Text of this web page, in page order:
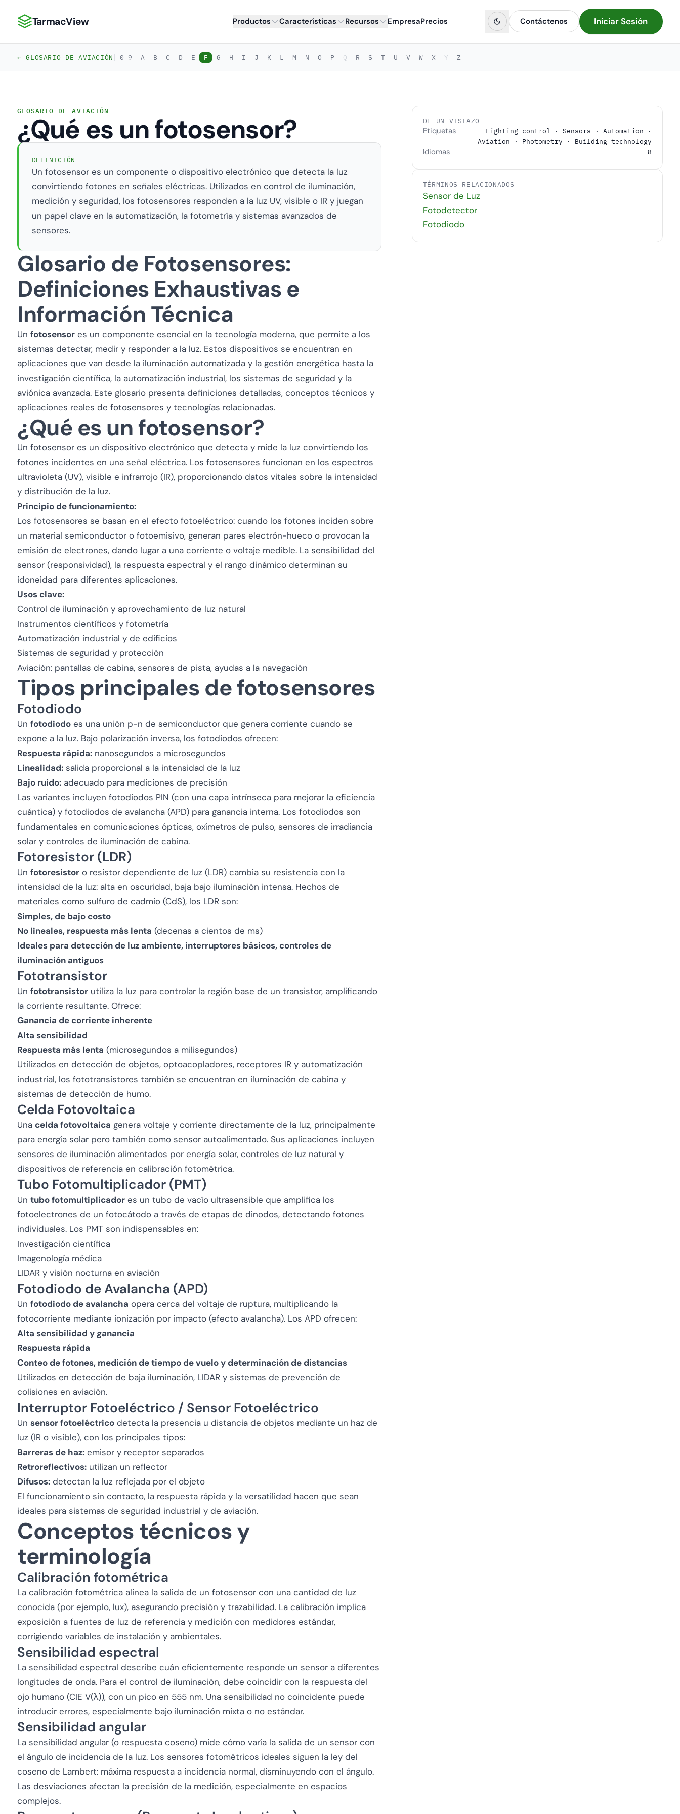
TarmacView: Análisis de Aviación de Precisión
TarmacView Productos Características Recursos EmpresaPrecios Contáctenos Iniciar Sesión
← GLOSARIO DE AVIACIÓN| 0-9 A B C D E F G H I J K L M N O P Q R S T U V W X Y Z
GLOSARIO DE AVIACIÓN
¿Qué es un fotosensor?
DEFINICIÓN
Un fotosensor es un componente o dispositivo electrónico que detecta la luz
convirtiendo fotones en señales eléctricas. Utilizados en control de iluminación,
medición y seguridad, los fotosensores responden a la luz UV, visible o IR y juegan
un papel clave en la automatización, la fotometría y sistemas avanzados de
sensores.
Glosario de Fotosensores:
Definiciones Exhaustivas e
Información Técnica
Un fotosensor es un componente esencial en la tecnología moderna, que permite a los
sistemas detectar, medir y responder a la luz. Estos dispositivos se encuentran en
aplicaciones que van desde la iluminación automatizada y la gestión energética hasta la
investigación científica, la automatización industrial, los sistemas de seguridad y la
aviónica avanzada. Este glosario presenta definiciones detalladas, conceptos técnicos y
aplicaciones reales de fotosensores y tecnologías relacionadas.
¿Qué es un fotosensor?
Un fotosensor es un dispositivo electrónico que detecta y mide la luz convirtiendo los
fotones incidentes en una señal eléctrica. Los fotosensores funcionan en los espectros
ultravioleta (UV), visible e infrarrojo (IR), proporcionando datos vitales sobre la intensidad
y distribución de la luz.
Principio de funcionamiento:
Los fotosensores se basan en el efecto fotoeléctrico: cuando los fotones inciden sobre
un material semiconductor o fotoemisivo, generan pares electrón-hueco o provocan la
emisión de electrones, dando lugar a una corriente o voltaje medible. La sensibilidad del
sensor (responsividad), la respuesta espectral y el rango dinámico determinan su
idoneidad para diferentes aplicaciones.
Usos clave:
Control de iluminación y aprovechamiento de luz natural
Instrumentos científicos y fotometría
Automatización industrial y de edificios
Sistemas de seguridad y protección
Aviación: pantallas de cabina, sensores de pista, ayudas a la navegación
Tipos principales de fotosensores
Fotodiodo
Un fotodiodo es una unión p-n de semiconductor que genera corriente cuando se
expone a la luz. Bajo polarización inversa, los fotodiodos ofrecen:
Respuesta rápida: nanosegundos a microsegundos
Linealidad: salida proporcional a la intensidad de la luz
Bajo ruido: adecuado para mediciones de precisión
Las variantes incluyen fotodiodos PIN (con una capa intrínseca para mejorar la eficiencia
cuántica) y fotodiodos de avalancha (APD) para ganancia interna. Los fotodiodos son
fundamentales en comunicaciones ópticas, oxímetros de pulso, sensores de irradiancia
solar y controles de iluminación de cabina.
Fotoresistor (LDR)
Un fotoresistor o resistor dependiente de luz (LDR) cambia su resistencia con la
intensidad de la luz: alta en oscuridad, baja bajo iluminación intensa. Hechos de
materiales como sulfuro de cadmio (CdS), los LDR son:
Simples, de bajo costo
No lineales, respuesta más lenta (decenas a cientos de ms)
Ideales para detección de luz ambiente, interruptores básicos, controles de
iluminación antiguos
Fototransistor
Un fototransistor utiliza la luz para controlar la región base de un transistor, amplificando
la corriente resultante. Ofrece:
Ganancia de corriente inherente
Alta sensibilidad
Respuesta más lenta (microsegundos a milisegundos)
Utilizados en detección de objetos, optoacopladores, receptores IR y automatización
industrial, los fototransistores también se encuentran en iluminación de cabina y
sistemas de detección de humo.
Celda Fotovoltaica
Una celda fotovoltaica genera voltaje y corriente directamente de la luz, principalmente
para energía solar pero también como sensor autoalimentado. Sus aplicaciones incluyen
sensores de iluminación alimentados por energía solar, controles de luz natural y
dispositivos de referencia en calibración fotométrica.
Tubo Fotomultiplicador (PMT)
Un tubo fotomultiplicador es un tubo de vacío ultrasensible que amplifica los
fotoelectrones de un fotocátodo a través de etapas de dinodos, detectando fotones
individuales. Los PMT son indispensables en:
Investigación científica
Imagenología médica
LIDAR y visión nocturna en aviación
Fotodiodo de Avalancha (APD)
Un fotodiodo de avalancha opera cerca del voltaje de ruptura, multiplicando la
fotocorriente mediante ionización por impacto (efecto avalancha). Los APD ofrecen:
Alta sensibilidad y ganancia
Respuesta rápida
Conteo de fotones, medición de tiempo de vuelo y determinación de distancias
Utilizados en detección de baja iluminación, LIDAR y sistemas de prevención de
colisiones en aviación.
Interruptor Fotoeléctrico / Sensor Fotoeléctrico
Un sensor fotoeléctrico detecta la presencia u distancia de objetos mediante un haz de
luz (IR o visible), con los principales tipos:
Barreras de haz: emisor y receptor separados
Retroreflectivos: utilizan un reflector
Difusos: detectan la luz reflejada por el objeto
El funcionamiento sin contacto, la respuesta rápida y la versatilidad hacen que sean
ideales para sistemas de seguridad industrial y de aviación.
Conceptos técnicos y
terminología
Calibración fotométrica
La calibración fotométrica alinea la salida de un fotosensor con una cantidad de luz
conocida (por ejemplo, lux), asegurando precisión y trazabilidad. La calibración implica
exposición a fuentes de luz de referencia y medición con medidores estándar,
corrigiendo variables de instalación y ambientales.
Sensibilidad espectral
La sensibilidad espectral describe cuán eficientemente responde un sensor a diferentes
longitudes de onda. Para el control de iluminación, debe coincidir con la respuesta del
ojo humano (CIE V(λ)), con un pico en 555 nm. Una sensibilidad no coincidente puede
introducir errores, especialmente bajo iluminación mixta o no estándar.
Sensibilidad angular
La sensibilidad angular (o respuesta coseno) mide cómo varía la salida de un sensor con
el ángulo de incidencia de la luz. Los sensores fotométricos ideales siguen la ley del
coseno de Lambert: máxima respuesta a incidencia normal, disminuyendo con el ángulo.
Las desviaciones afectan la precisión de la medición, especialmente en espacios
complejos.
DE UN VISTAZO
Etiquetas
Lighting control · Sensors · Automation ·
Aviation · Photometry · Building technology
Idiomas 8
TÉRMINOS RELACIONADOS
Sensor de Luz
Fotodetector
Fotodiodo